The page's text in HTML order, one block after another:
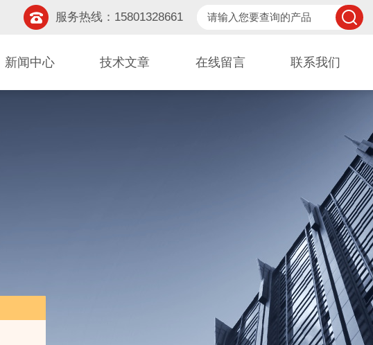
服务热线：15801328661
新闻中心 技术文章 在线留言 联系我们